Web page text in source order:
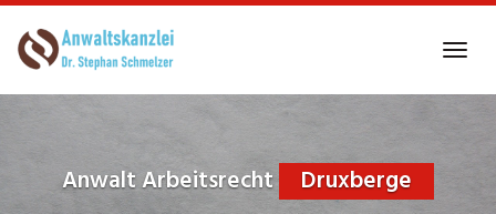
to
Anwalt Arbeitsrecht Druxberge